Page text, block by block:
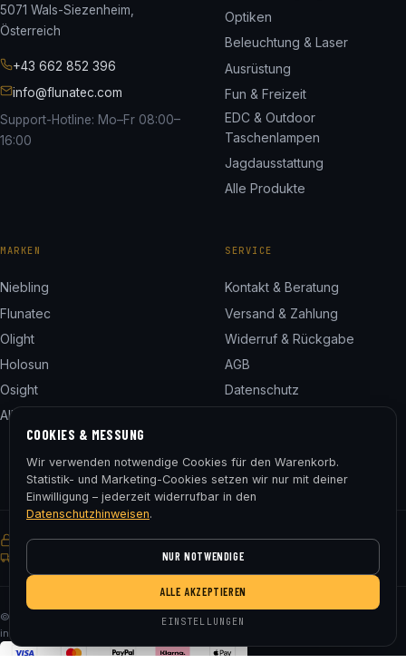
5071 Wals-Siezenheim,
Österreich
+43 662 852 396
info@flunatec.com
Support-Hotline: Mo–Fr 08:00–
16:00
Optiken
Beleuchtung & Laser
Ausrüstung
Fun & Freizeit
EDC & Outdoor
Taschenlampen
Jagdausstattung
Alle Produkte
MARKEN
Niebling
Flunatec
Olight
Holosun
Osight
Alle 24 Marken
SERVICE
Kontakt & Beratung
Versand & Zahlung
Widerruf & Rückgabe
AGB
Datenschutz
SSL-verschlüsselt Käuferschutz
30 Tage Rückgaberecht
© 2026 Fluna Tec & Research GmbH · FN 330182m, LG Salzburg · Alle Preise
inkl. MwSt. zzgl. Versand
COOKIES & MESSUNG
Wir verwenden notwendige Cookies für den Warenkorb.
Statistik- und Marketing-Cookies setzen wir nur mit deiner
Einwilligung – jederzeit widerrufbar in den
Datenschutzhinweisen.
ALLE AKZEPTIEREN
NUR NOTWENDIGE
EINSTELLUNGEN